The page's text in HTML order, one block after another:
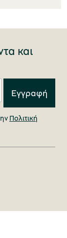
και
Πολιτική